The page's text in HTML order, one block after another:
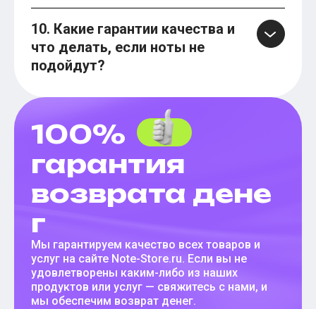
10. Какие гарантии качества и
что делать, если ноты не
подойдут?
100%
гарантия
возврата дене
г
Мы гарантируем качество всех товаров и
услуг на сайте Note-Store.ru. Если вы не
удовлетворены каким-либо из наших
продуктов или услуг — свяжитесь с нами, и
мы обеспечим возврат денег.